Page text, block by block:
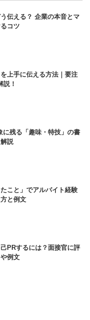
伝える？ 企業の本音とマ
コツ
上手に伝える方法｜要注
説！
に残る「趣味・特技」の書
説
たこと」でアルバイト経験
と例文
PRするには？面接官に評
例文